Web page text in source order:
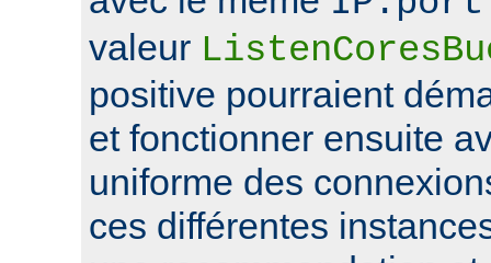
valeur
positive pourraient
et fonctionner ensuite
uniforme des
ces différentes